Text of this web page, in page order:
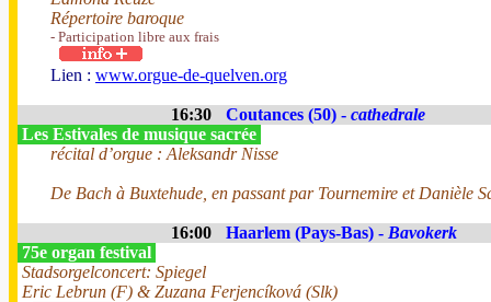
Répertoire baroque
- Participation libre aux frais
Lien : www.orgue-de-quelven.org
16:30 Coutances (50) - cathedrale
Les Estivales de musique sacrée
récital d’orgue : Aleksandr Nisse
De Bach à Buxtehude, en passant par Tournemire et Danièle
16:00 Haarlem (Pays-Bas) - Bavokerk
75e organ festival
Stadsorgelconcert: Spiegel
Eric Lebrun (F) & Zuzana Ferjencíková (Slk)